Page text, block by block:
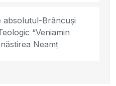
absolutul-Brâncuși
“Veniamin
Neamț